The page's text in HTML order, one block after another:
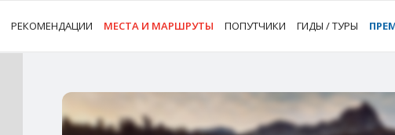
РЕКОМЕНДАЦИИ МЕСТА И МАРШРУТЫ ПОПУТЧИКИ ГИДЫ / ТУРЫ